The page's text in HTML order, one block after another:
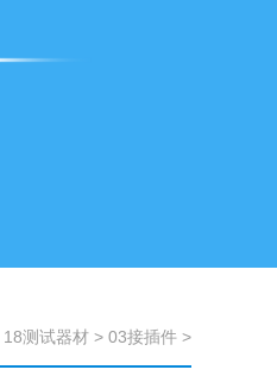
18测试器材 > 03接插件 >